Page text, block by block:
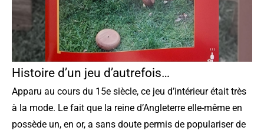
Histoire d’un jeu d’autrefois…
Apparu au cours du 15e siècle, ce jeu d’intérieur était très
à la mode. Le fait que la reine d’Angleterre elle-même en
possède un, en or, a sans doute permis de populariser de